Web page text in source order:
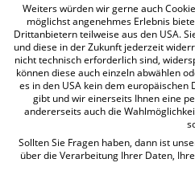
ANTON
Neubau -
Weiters würden wir gerne auch
möglichst angenehmes Erlebnis
Drittanbietern teilweise aus den USA.
und diese in der Zukunft jederzeit
nicht technisch erforderlich sind,
können diese auch einzeln abwählen
es in den USA kein dem
gibt und wir einerseits Ihnen eine
andererseits auch die
Sollten Sie Fragen haben, dann ist
über die Verarbeitung Ihrer Daten,